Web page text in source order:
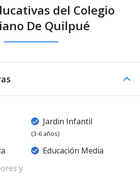
del Colegio
De Quilpué
Jardin Infantil
(3-6 años)
Educación Media
y